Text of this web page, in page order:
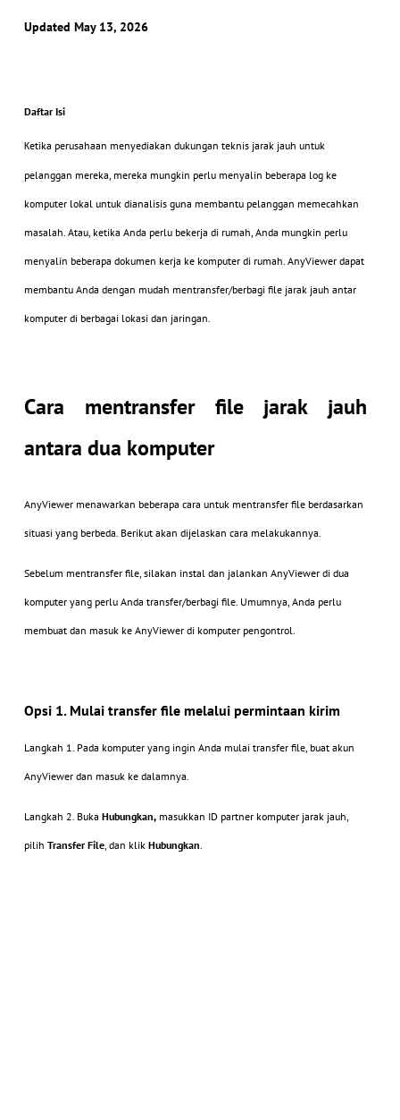
Updated May 13, 2026
Daftar Isi
Ketika perusahaan menyediakan dukungan teknis jarak jauh untuk
pelanggan mereka, mereka mungkin perlu menyalin beberapa log ke
komputer lokal untuk dianalisis guna membantu pelanggan memecahkan
masalah. Atau, ketika Anda perlu bekerja di rumah, Anda mungkin perlu
menyalin beberapa dokumen kerja ke komputer di rumah. AnyViewer dapat
membantu Anda dengan mudah mentransfer/berbagi file jarak jauh antar
komputer di berbagai lokasi dan jaringan.
Cara mentransfer file jarak jauh
antara dua komputer
AnyViewer menawarkan beberapa cara untuk mentransfer file berdasarkan
situasi yang berbeda. Berikut akan dijelaskan cara melakukannya.
Sebelum mentransfer file, silakan instal dan jalankan AnyViewer di dua
komputer yang perlu Anda transfer/berbagi file. Umumnya, Anda perlu
membuat dan masuk ke AnyViewer di komputer pengontrol.
Opsi 1. Mulai transfer file melalui permintaan kirim
Langkah 1. Pada komputer yang ingin Anda mulai transfer file, buat akun
AnyViewer dan masuk ke dalamnya.
Langkah 2. Buka Hubungkan,masukkan ID partner komputer jarak jauh,
pilih Transfer File, dan klikHubungkan.